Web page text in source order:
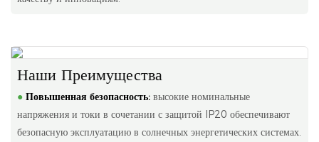
Наши Преимущества
● Повышенная безопасность:высокие номинальные
напряжения и токи в сочетании с защитой IP20 обеспечивают
безопасную эксплуатацию в солнечных энергетических системах.